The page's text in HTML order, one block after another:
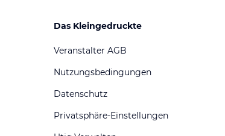
Das Kleingedruckte
Veranstalter AGB
Nutzungsbedingungen
Datenschutz
Privatsphäre-Einstellungen